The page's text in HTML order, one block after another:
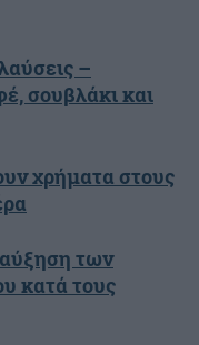
–
σουβλάκι και
χρήματα στους
των
κατά τους